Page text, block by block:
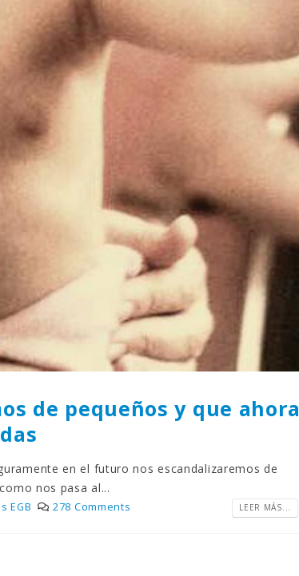
de pequeños y que ahora
en el futuro nos escandalizaremos de
nos pasa al...
EGB 278 Comments LEER MÁS...